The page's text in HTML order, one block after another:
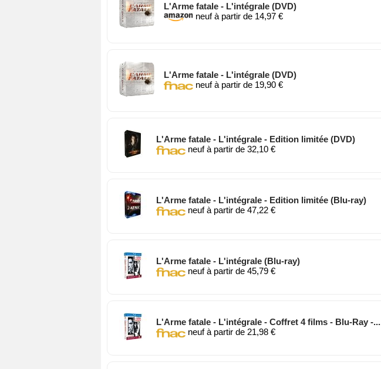
L'Arme fatale - L'intégrale (DVD)
neuf à partir de 14,97 €
L'Arme fatale - L'intégrale (DVD)
neuf à partir de 19,90 €
L'Arme fatale - L'intégrale - Edition limitée (DVD)
neuf à partir de 32,10 €
L'Arme fatale - L'intégrale - Edition limitée (Blu-ray)
neuf à partir de 47,22 €
L'Arme fatale - L'intégrale (Blu-ray)
neuf à partir de 45,79 €
L'Arme fatale - L'intégrale - Coffret 4 films - Blu-Ray -...
neuf à partir de 21,98 €